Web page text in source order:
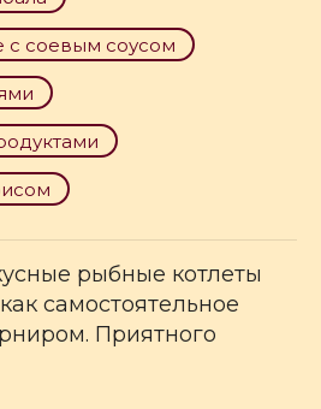
с соевым соусом
рыбные котлеты
самостоятельное
Приятного